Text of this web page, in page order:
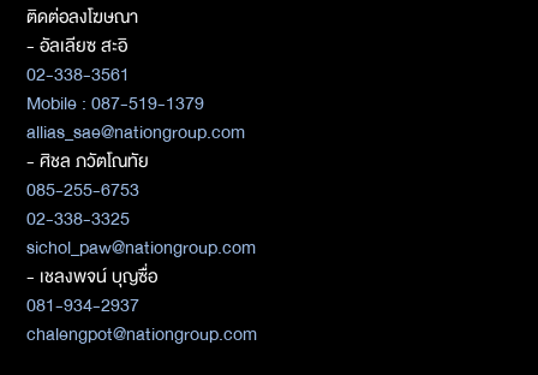
ติดต่อลงโฆษณา
- อัลเลียซ สะอิ
02-338-3561
Mobile : 087-519-1379
allias_sae@nationgroup.com
- ศิชล ภวัตโณทัย
085-255-6753
02-338-3325
sichol_paw@nationgroup.com
- เชลงพจน์ บุญซื่อ
081-934-2937
chalengpot@nationgroup.com